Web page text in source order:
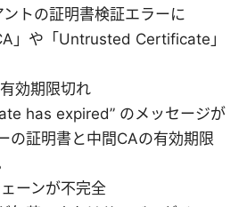
トの証明書検証エラーに
」や「Untrusted Certificate」
効期限切れ
has expired” のメッセージが
の証明書と中間CAの有効期限
ーンが不完全